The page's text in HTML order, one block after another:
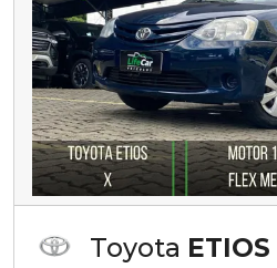
Toyota ETIOS